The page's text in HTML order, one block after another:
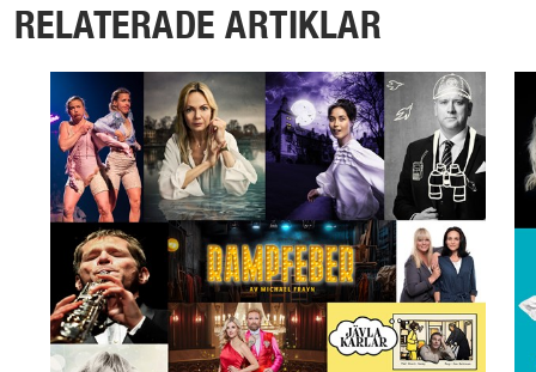
RELATERADE ARTIKLAR